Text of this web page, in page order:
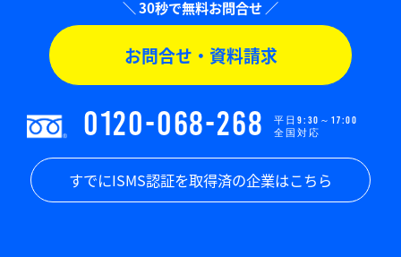
お問合せ・資料請求
0120-068-268
平日9:30～17:00
全国対応
すでにISMS認証を取得済の企業はこちら